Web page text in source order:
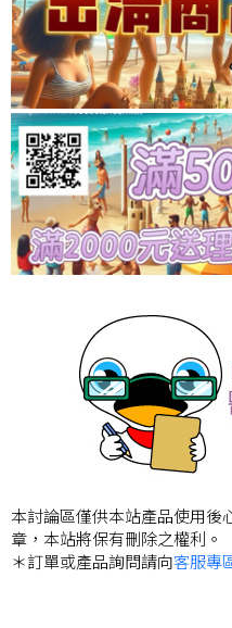
本討論區僅供本站產品使用後
章，本站將保有刪除之權利。
＊訂單或產品詢問請向客服專